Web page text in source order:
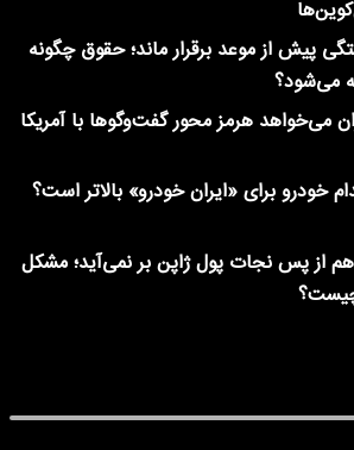
پیش از موعد برقرار ماند؛ حقوق چگونه
می‌شود؟
می‌خواهد هرمز محور گفت‌وگوها با آمریکا
خودرو برای «ایران خودرو» بالاتر است؟
هم از پس نجات پول ژاپن بر نمی‌آید؛ مشکل